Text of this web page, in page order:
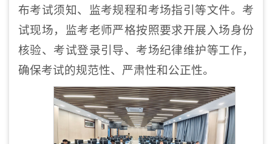
布考试须知、监考规程和考场指引等文件。考
试现场，监考老师严格按照要求开展入场身份
核验、考试登录引导、考场纪律维护等工作，
确保考试的规范性、严肃性和公正性。